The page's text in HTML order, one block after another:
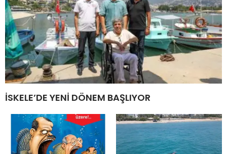
İSKELE’DE YENİ DÖNEM BAŞLIYOR